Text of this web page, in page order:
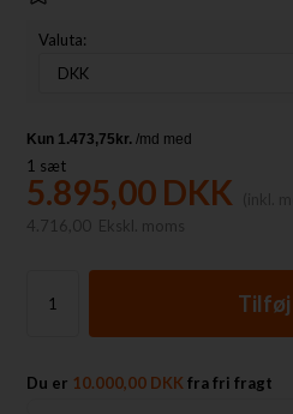
Valuta:
1 sæt
5.895,00 DKK
4.716,00
Ekskl. moms
Du er 10.000,00 DKK fra fri fragt